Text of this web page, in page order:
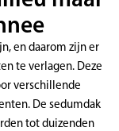
en daarom zijn er
te verlagen. Deze
verschillende
De sedumdak
tot duizenden